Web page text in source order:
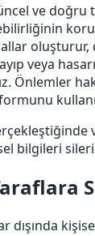
ve doğru
oluşturur,
veya
Önlemler
bilgileri
dışında